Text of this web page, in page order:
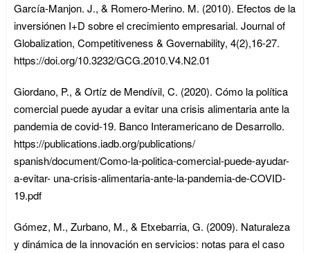
García-Manjon. J., & Romero-Merino. M. (2010). Efectos de la
inversiónen I+D sobre el crecimiento empresarial. Journal of
Globalization, Competitiveness & Governability, 4(2),16-27.
https://doi.org/10.3232/GCG.2010.V4.N2.01
Giordano, P., & Ortíz de Mendívil, C. (2020). Cómo la política
comercial puede ayudar a evitar una crisis alimentaria ante la
pandemia de covid-19. Banco Interamericano de Desarrollo.
https://publications.iadb.org/publications/
spanish/document/Como-la-politica-comercial-puede-ayudar-
a-evitar- una-crisis-alimentaria-ante-la-pandemia-de-COVID-
19.pdf
Gómez, M., Zurbano, M., & Etxebarria, G. (2009). Naturaleza
y dinámica de la innovación en servicios: notas para el caso